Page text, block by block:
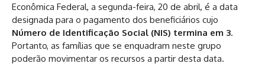
Econômica Federal, a segunda-feira, 20 de abril, é a data
designada para o pagamento dos beneficiários cujo
Número de Identificação Social (NIS) termina em 3.
Portanto, as famílias que se enquadram neste grupo
poderão movimentar os recursos a partir desta data.